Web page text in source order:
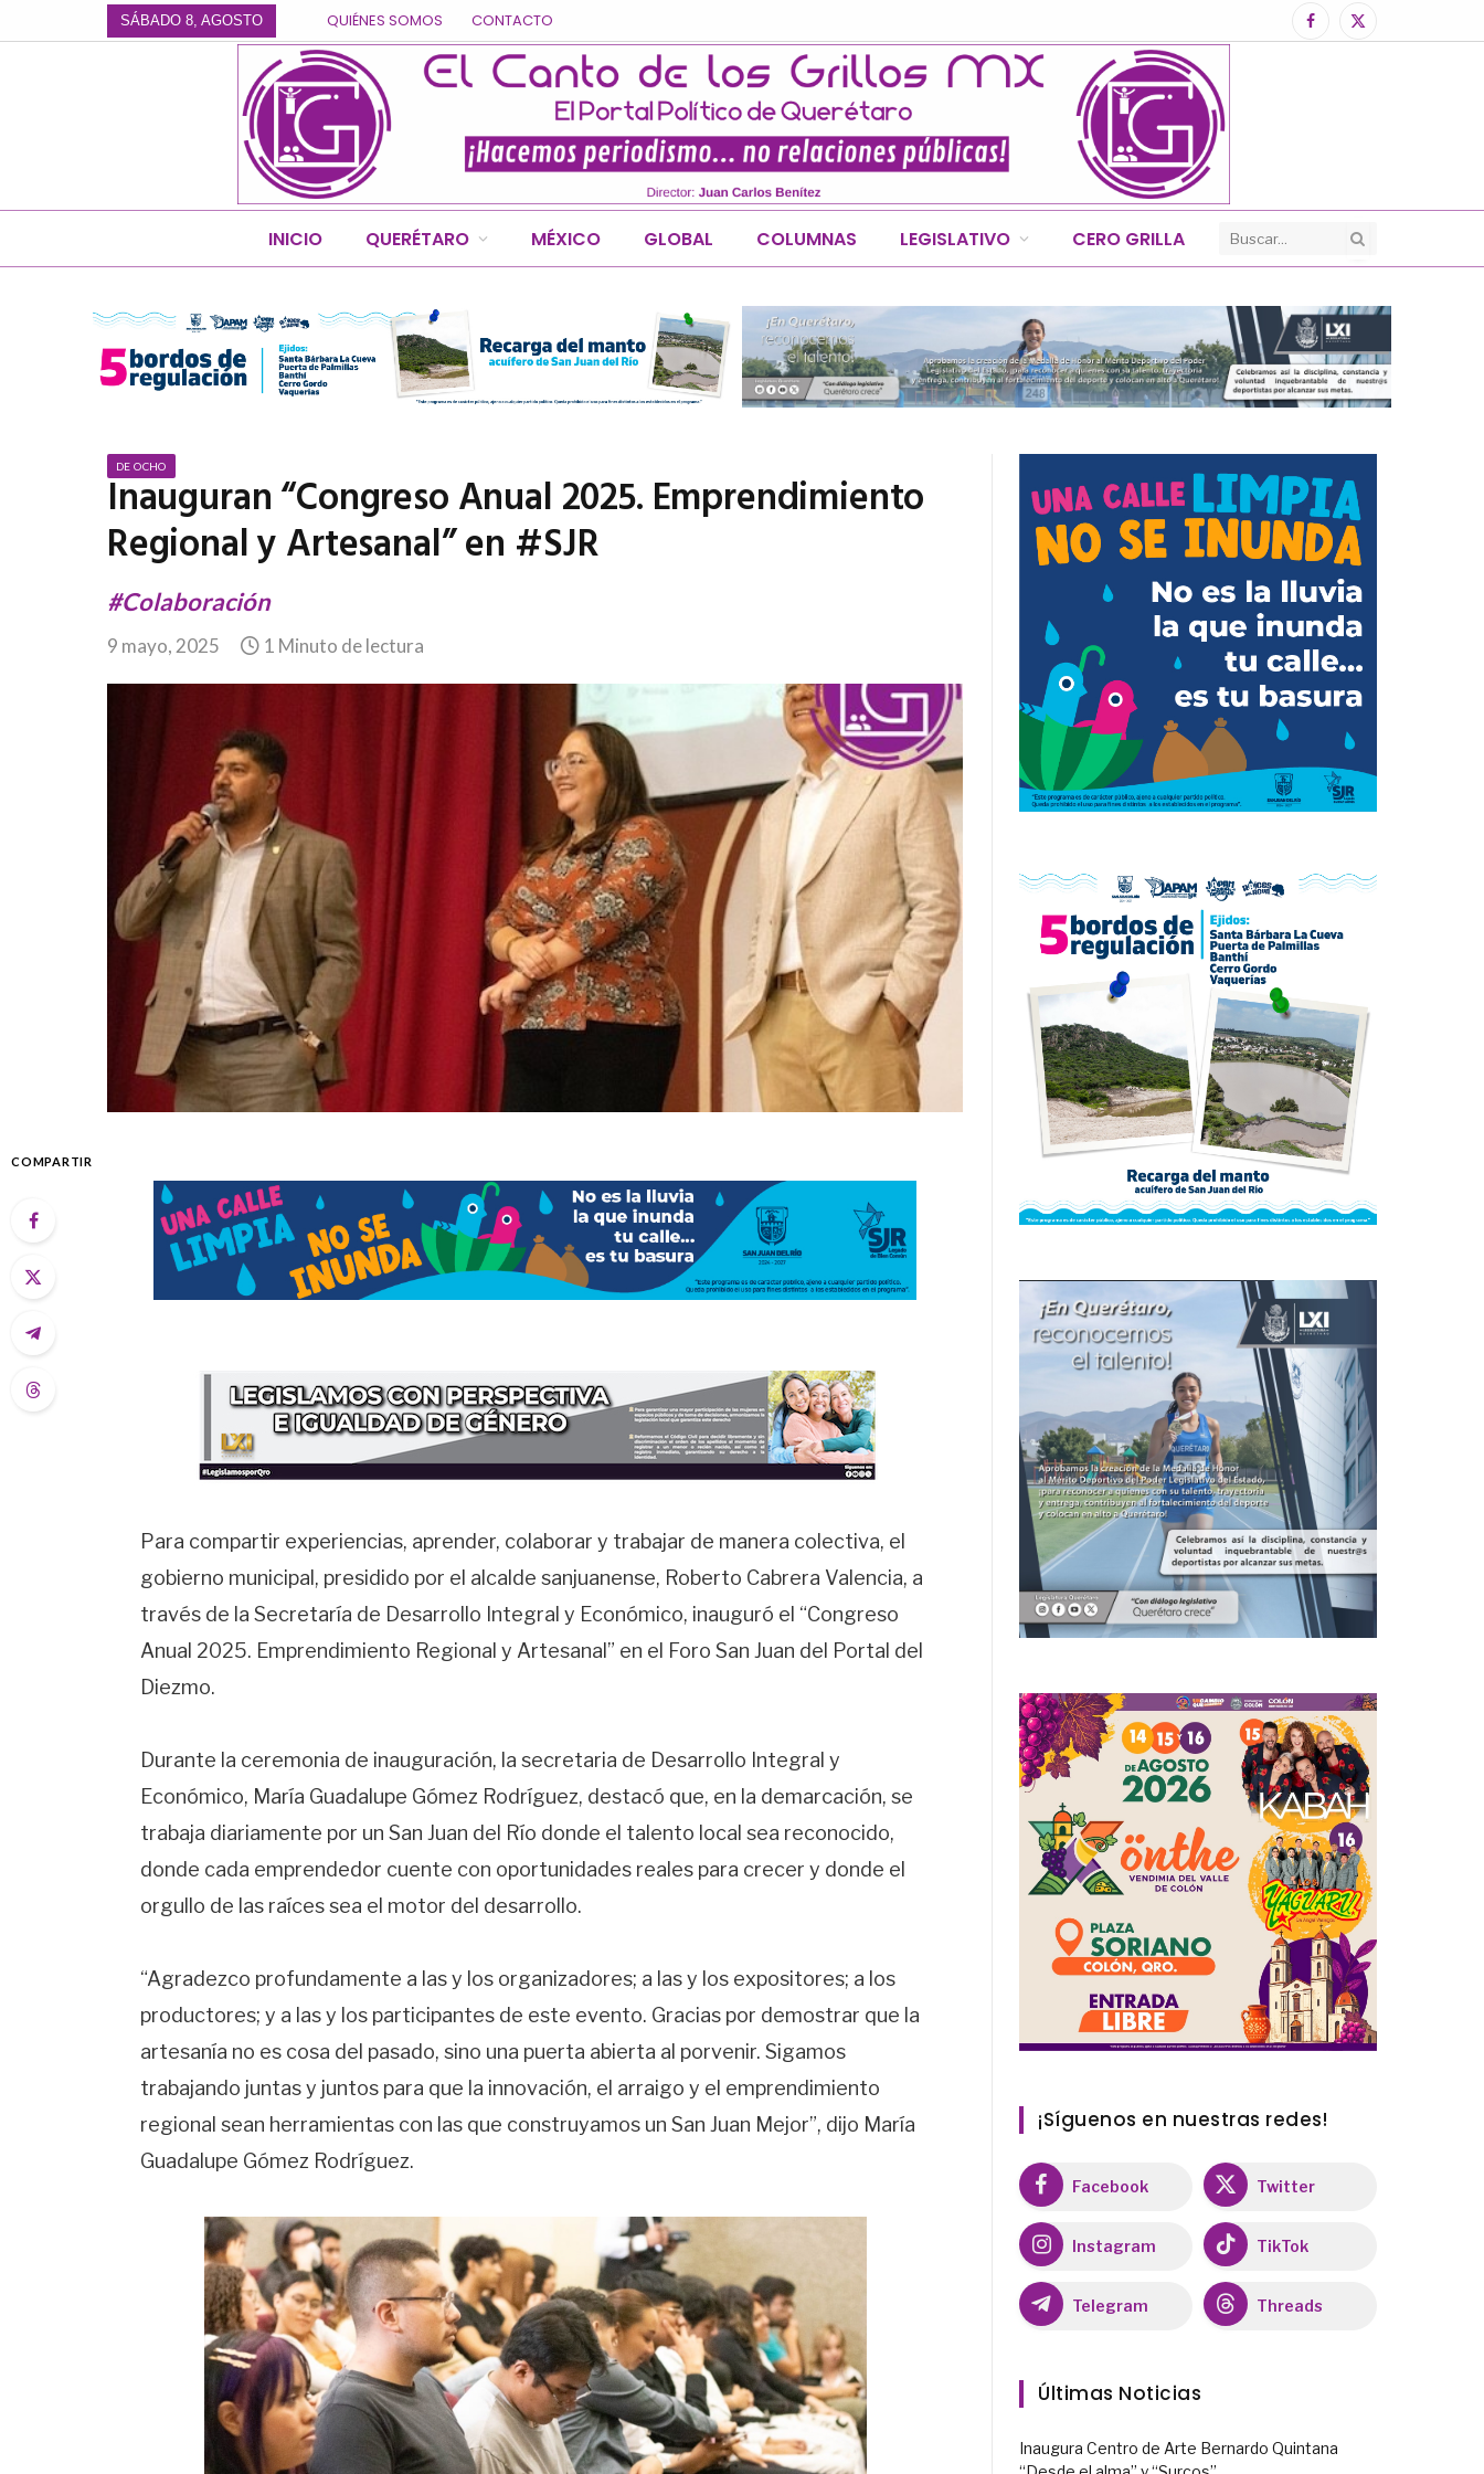
SÁBADO 8, AGOSTO QUIÉNES SOMOS CONTACTO Facebook
X
INICIO QUERÉTARO MÉXICO GLOBAL COLUMNAS LEGISLATIVO CERO GRILLA
DE OCHO
Inauguran “Congreso Anual 2025. Emprendimiento
Regional y Artesanal” en #SJR
#Colaboración
9 mayo, 2025 1 Minuto de lectura
COMPARTIR
Para compartir experiencias, aprender, colaborar y trabajar de manera colectiva, el
gobierno municipal, presidido por el alcalde sanjuanense, Roberto Cabrera Valencia, a
través de la Secretaría de Desarrollo Integral y Económico, inauguró el “Congreso
Anual 2025. Emprendimiento Regional y Artesanal” en el Foro San Juan del Portal del
Diezmo.
Durante la ceremonia de inauguración, la secretaria de Desarrollo Integral y
Económico, María Guadalupe Gómez Rodríguez, destacó que, en la demarcación, se
trabaja diariamente por un San Juan del Río donde el talento local sea reconocido,
donde cada emprendedor cuente con oportunidades reales para crecer y donde el
orgullo de las raíces sea el motor del desarrollo.
“Agradezco profundamente a las y los organizadores; a las y los expositores; a los
productores; y a las y los participantes de este evento. Gracias por demostrar que la
artesanía no es cosa del pasado, sino una puerta abierta al porvenir. Sigamos
trabajando juntas y juntos para que la innovación, el arraigo y el emprendimiento
regional sean herramientas con las que construyamos un San Juan Mejor”, dijo María
Guadalupe Gómez Rodríguez.
¡Síguenos en nuestras redes!
Facebook Twitter
Instagram TikTok
Telegram Threads
Últimas Noticias
Inaugura Centro de Arte Bernardo Quintana